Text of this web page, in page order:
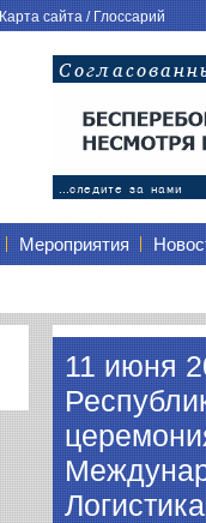
Карта сайта/Глоссарий
Мероприятия
11 июня